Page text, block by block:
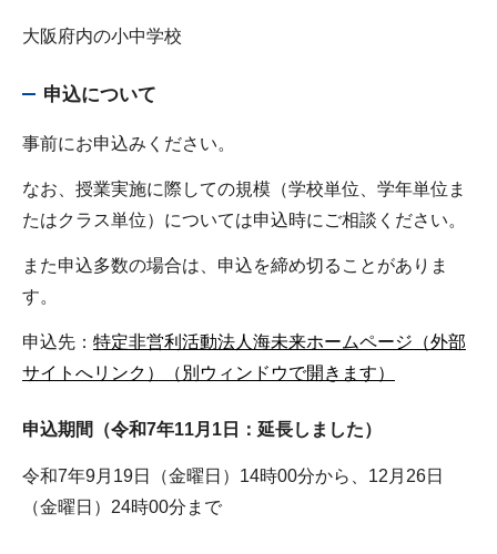
大阪府内の小中学校
申込について
事前にお申込みください。
なお、授業実施に際しての規模（学校単位、学年単位ま
たはクラス単位）については申込時にご相談ください。
また申込多数の場合は、申込を締め切ることがありま
す。
申込先： 特定非営利活動法人海未来ホームページ（外部
サイトへリンク）（別ウィンドウで開きます）
申込期間（令和7年11月1日：延長しました）
令和7年9月19日（金曜日）14時00分から、12月26日
（金曜日）24時00分まで